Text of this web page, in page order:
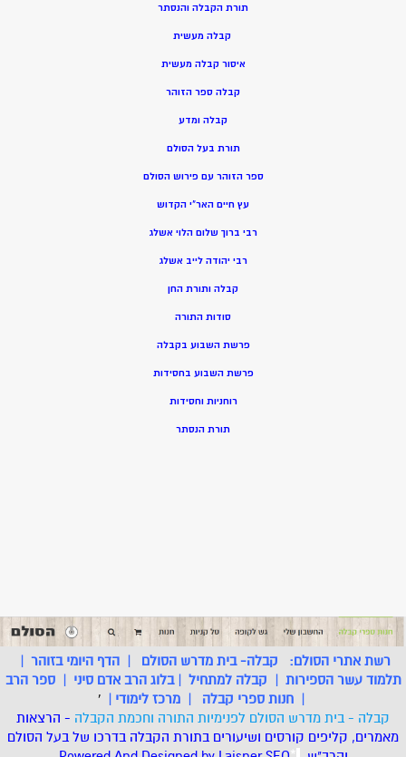
תורת הקבלה והנסתר
קבלה מעשית
איסור קבלה מעשית
קבלה ספר הזוהר
קבלה ומדע
תורת בעל הסולם
ספר הזוהר עם פירוש הסולם
עץ חיים האר”י הקדוש
רבי ברוך שלום הלוי אשלג
רבי יהודה לייב אשלג
קבלה ותורת החן
סודות התורה
פרשת השבוע בקבלה
פרשת השבוע בחסידות
רוחניות וחסידות
תורת הנסתר
רשת אתרי הסולם: קבלה- בית מדרש הסולם |הדף היומי בזוהר |
תלמוד עשר הספירות | קבלה למתחיל |בלוג הרב אדם סיני |ספר הרב
| חנות ספרי קבלה | מרכז לימודי |
'
קבלה - בית מדרש הסולם לפנימיות התורה וחכמת הקבלה - הרצאות
מאמרים, קליפים קורסים ושיעורים בתורת הקבלה בדרכו של בעל הסולם